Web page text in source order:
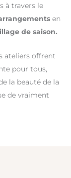
à travers le
en
de saison.
ateliers offrent
pour tous,
la beauté de la
de vraiment